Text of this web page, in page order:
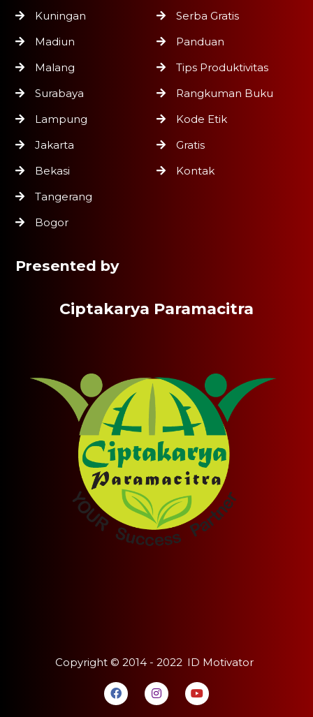
Kuningan
Madiun
Malang
Surabaya
Lampung
Jakarta
Bekasi
Tangerang
Bogor
Serba Gratis
Panduan
Tips Produktivitas
Rangkuman Buku
Kode Etik
Gratis
Kontak
Presented by
Ciptakarya Paramacitra
Copyright © 2014 - 2022 ID Motivator